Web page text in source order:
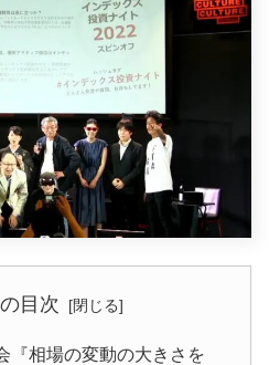
目次
相場の変動の大きさを